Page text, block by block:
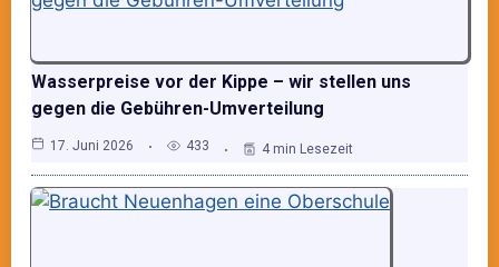
Wasserpreise vor der Kippe – wir stellen uns
gegen die Gebühren-Umverteilung
17. Juni 2026 433 4 min Lesezeit